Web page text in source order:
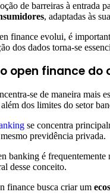
de barreiras à entrada
, adaptadas às
finance evolui, é
dos dados torna-se
open finance do
se de maneira mais
dos limites do setor
se concentra
previdência privada.
banking é
desse conceito.
finance busca criar um